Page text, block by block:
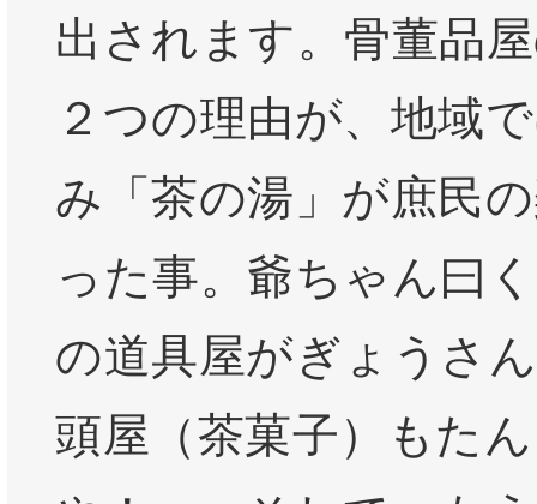
出されます。骨董品
２つの理由が、地域
み「茶の湯」が庶民
った事。爺ちゃん曰
の道具屋がぎょうさ
頭屋（茶菓子）もた